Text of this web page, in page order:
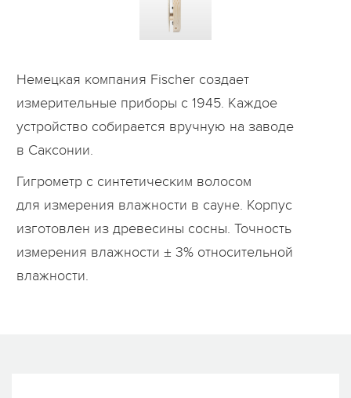
Немецкая компания Fischer создает
измерительные приборы с 1945. Каждое
устройство собирается вручную на заводе
в Саксонии.
Гигрометр с синтетическим волосом
для измерения влажности в сауне. Корпус
изготовлен из древесины сосны. Точность
измерения влажности ± 3% относительной
влажности.